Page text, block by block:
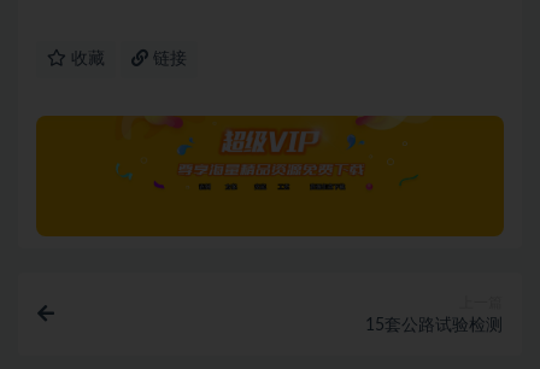
收藏 链接
15套公路试验检测